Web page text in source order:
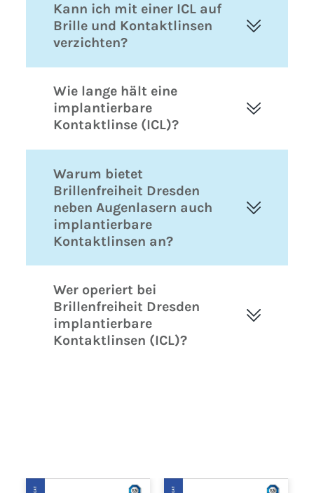
Kann ich mit einer ICL auf
Brille und Kontaktlinsen
verzichten?
Wie lange hält eine
implantierbare
Kontaktlinse (ICL)?
Warum bietet
Brillenfreiheit Dresden
neben Augenlasern auch
implantierbare
Kontaktlinsen an?
Wer operiert bei
Brillenfreiheit Dresden
implantierbare
Kontaktlinsen (ICL)?